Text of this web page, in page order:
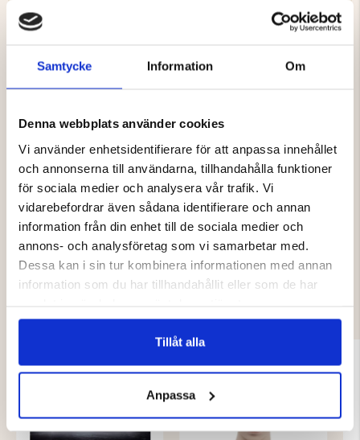
Samtycke Information Om
Denna webbplats använder cookies
Vi använder enhetsidentifierare för att anpassa innehållet
och annonserna till användarna, tillhandahålla funktioner
för sociala medier och analysera vår trafik. Vi
vidarebefordrar även sådana identifierare och annan
information från din enhet till de sociala medier och
annons- och analysföretag som vi samarbetar med.
Dessa kan i sin tur kombinera informationen med annan
information som du har tillhandahållit eller som de har
Tillåt alla
Anpassa
Medföljer:
2 st uppladdningsbara 2200mAh 3.7V batterier
Laddningskabel
när du behöver det – oavsett om det gäller arbete eller
fritid.
DU KANSKE OCKSÅ ÄR INTRESSERAD